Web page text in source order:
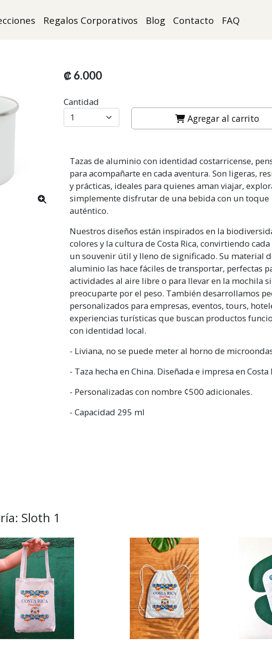
Regalos Corporativos Blog Contacto FAQ
₡ 6.000
Cantidad
Agregar al carrito
Tazas de aluminio con identidad costarricense,
para acompañarte en cada aventura. Son ligeras,
y prácticas, ideales para quienes aman viajar,
simplemente disfrutar de una bebida con un toque
auténtico.
Nuestros diseños están inspirados en la
colores y la cultura de Costa Rica, convirtiendo cada
un souvenir útil y lleno de significado. Su material
aluminio las hace fáciles de transportar, perfectas
actividades al aire libre o para llevar en la mochila
preocuparte por el peso. También desarrollamos
personalizados para empresas, eventos, tours,
experiencias turísticas que buscan productos
con identidad local.
- Liviana, no se puede meter al horno de
- Taza hecha en China. Diseñada e impresa en Costa
- Personalizadas con nombre ¢500 adicionales.
- Capacidad 295 ml
Sloth 1